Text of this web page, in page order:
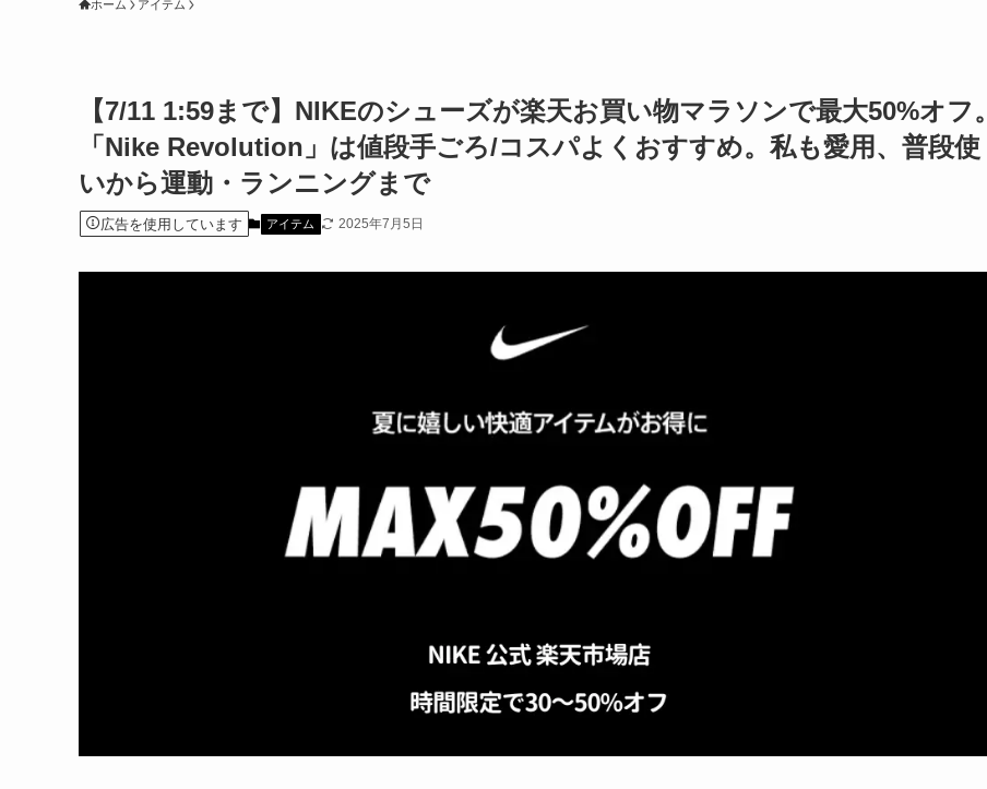
ホーム アイテム
【7/11 1:59まで】NIKEのシューズが楽天お買い物マラソンで最大50%オフ。
「Nike Revolution」は値段手ごろ/コスパよくおすすめ。私も愛用、普段使
いから運動・ランニングまで
広告を使用しています アイテム 2025年7月5日